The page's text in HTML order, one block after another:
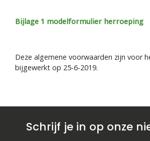
Bijlage 1 modelformulier herroeping
Deze algemene voorwaarden zijn voor
bijgewerkt op 25-6-2019.
Schrijf je in op onze